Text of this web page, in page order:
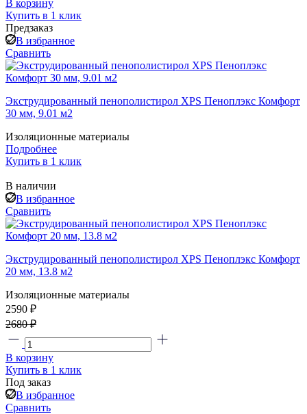
В корзину
Купить в 1 клик
Предзаказ
В избранное
Сравнить
Экструдированный пенополистирол XPS Пеноплэкс Комфорт
30 мм, 9.01 м2
Изоляционные материалы
Подробнее
Купить в 1 клик
В наличии
В избранное
Сравнить
Экструдированный пенополистирол XPS Пеноплэкс Комфорт
20 мм, 13.8 м2
Изоляционные материалы
2590 ₽
2680 ₽
В корзину
Купить в 1 клик
Под заказ
В избранное
Сравнить